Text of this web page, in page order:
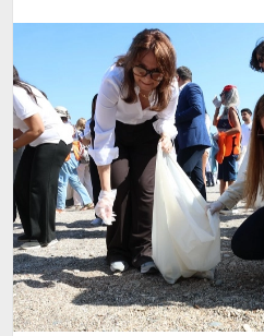
EKONOMI
TURIZM
SAĞLIK